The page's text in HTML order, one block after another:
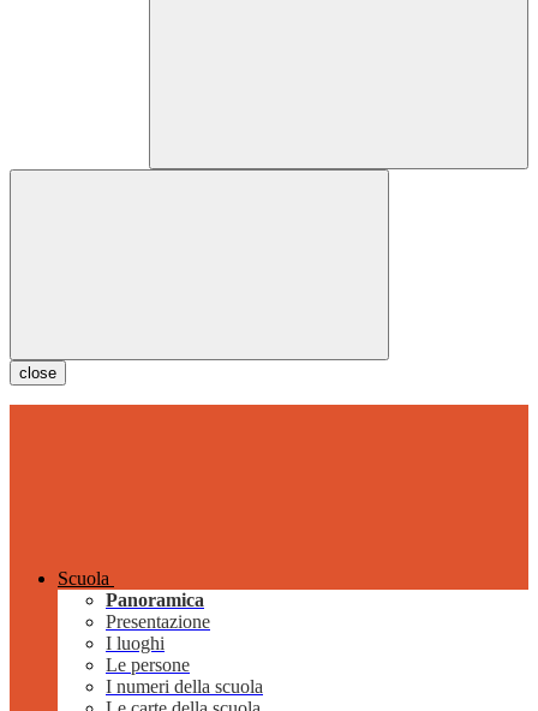
close
Scuola
Panoramica
Presentazione
I luoghi
Le persone
I numeri della scuola